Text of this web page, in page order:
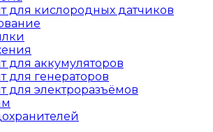
для кислородных датчиков
для аккумуляторов
для генераторов
для электроразъёмов